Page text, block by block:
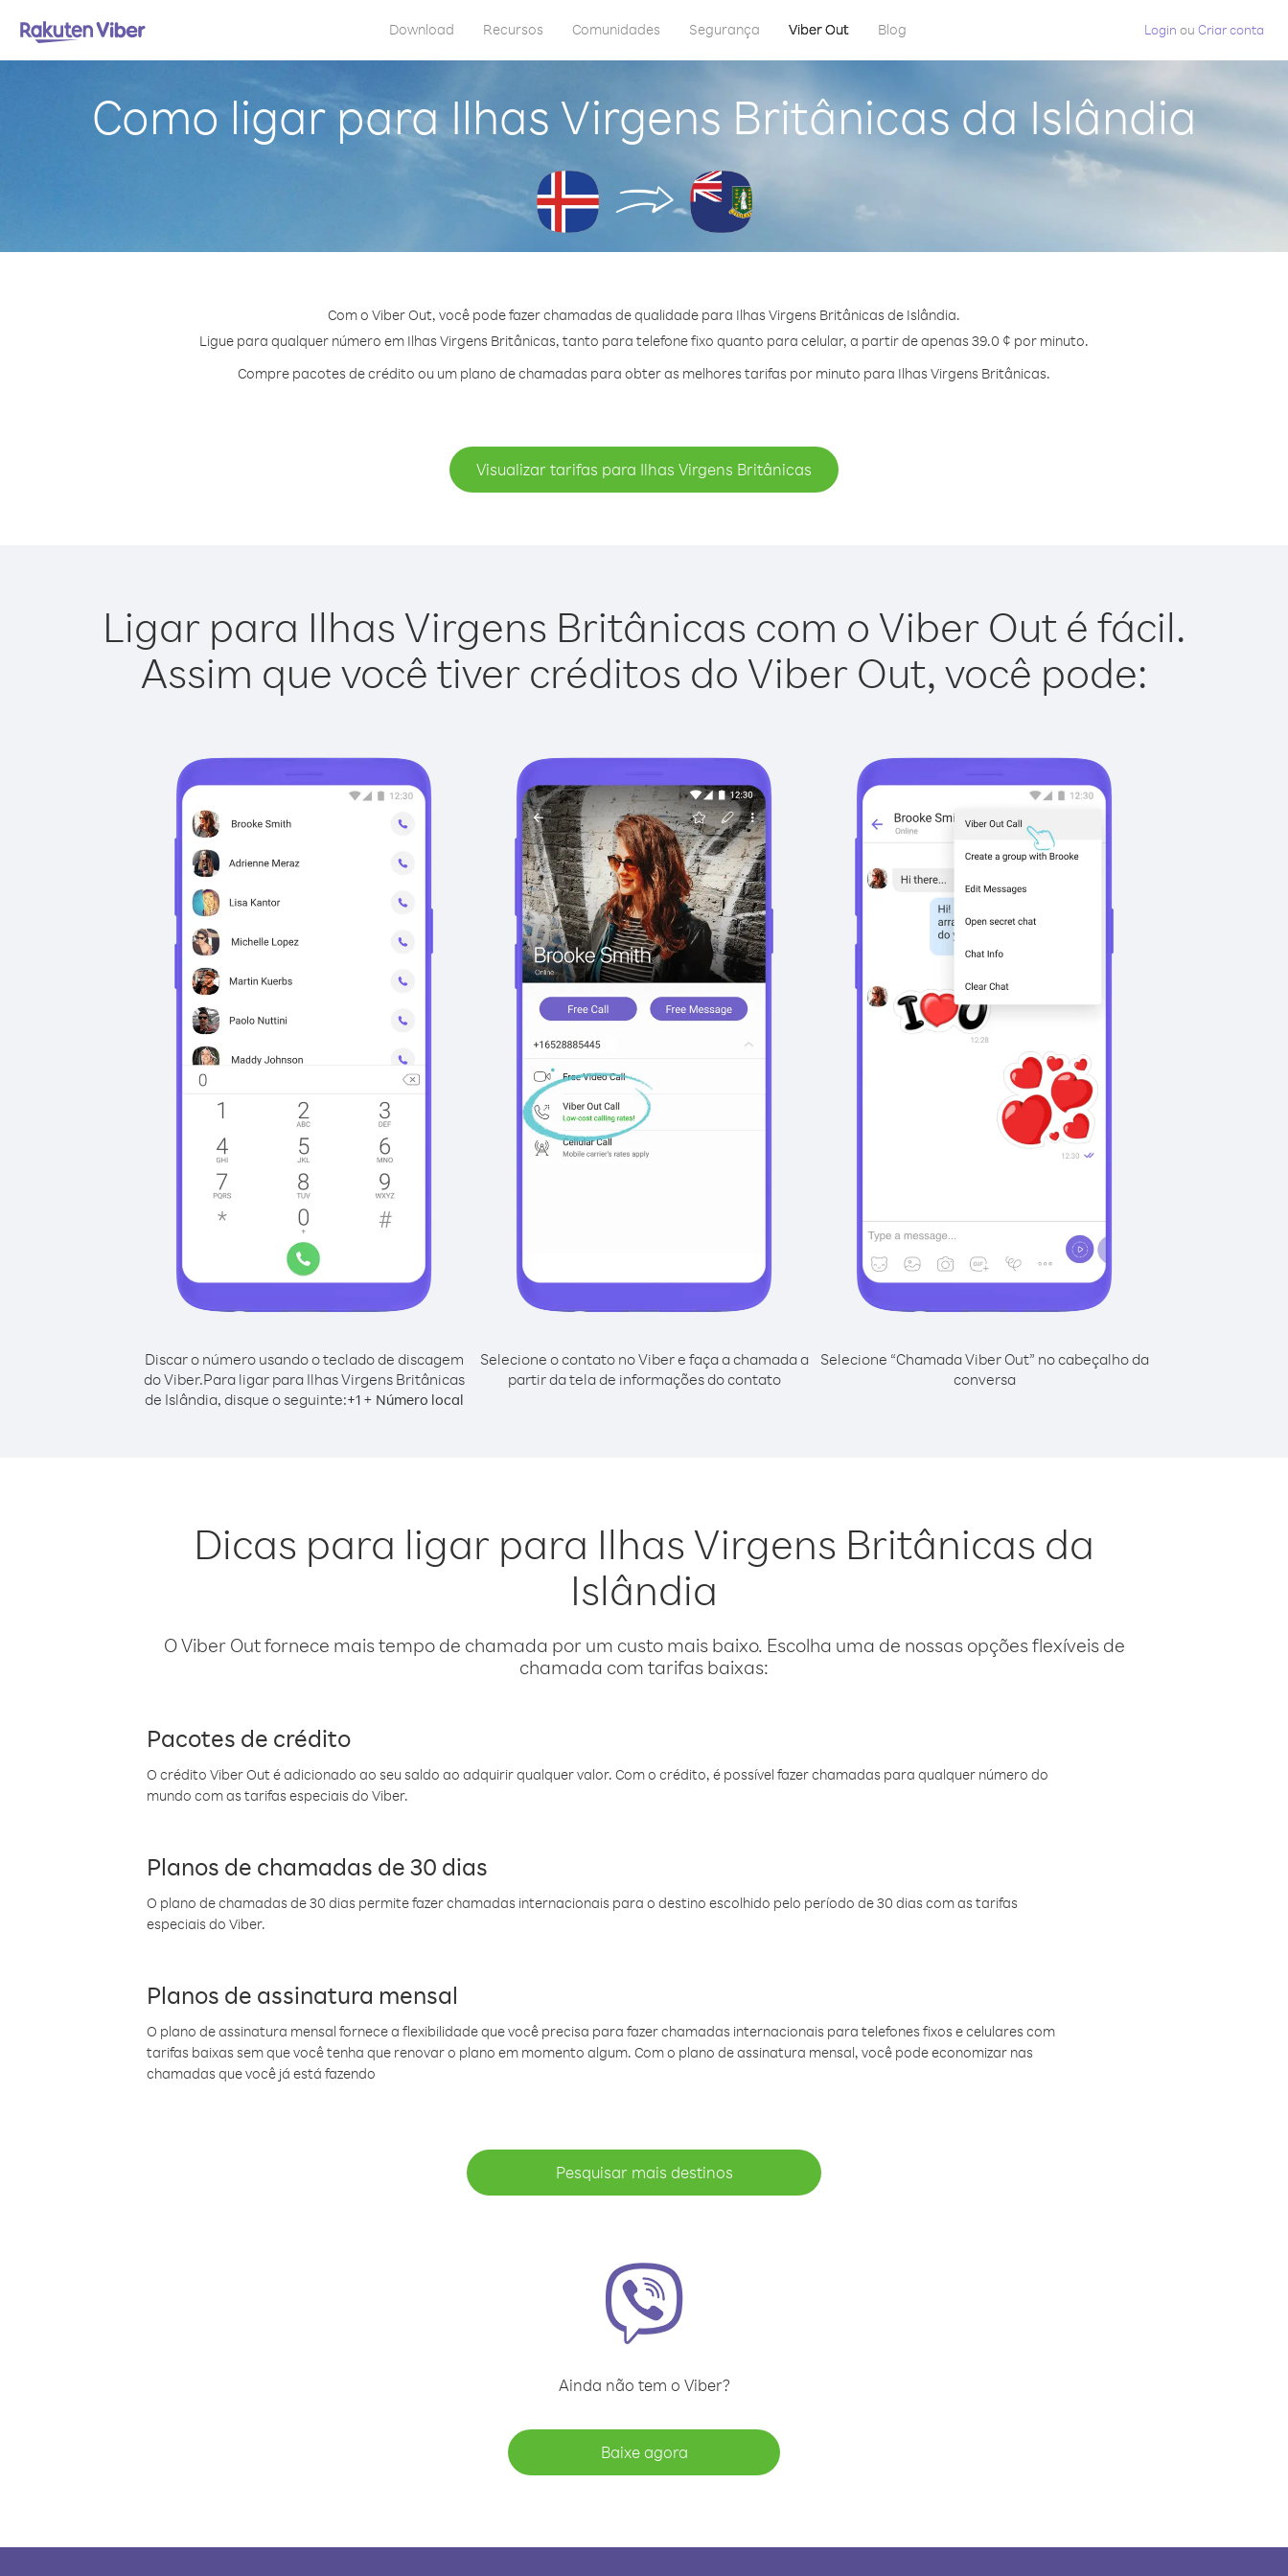
Download Recursos Comunidades Segurança Viber Out Blog Login ou Criar conta
Como ligar para Ilhas Virgens Britânicas da Islândia
Com o Viber Out, você pode fazer chamadas de qualidade para Ilhas Virgens Britânicas de Islândia.
Ligue para qualquer número em Ilhas Virgens Britânicas, tanto para telefone fixo quanto para celular, a partir de apenas 39.0 ¢ por minuto.
Compre pacotes de crédito ou um plano de chamadas para obter as melhores tarifas por minuto para Ilhas Virgens Britânicas.
Visualizar tarifas para Ilhas Virgens Britânicas
Ligar para Ilhas Virgens Britânicas com o Viber Out é fácil.
Assim que você tiver créditos do Viber Out, você pode:
Discar o número usando o teclado de discagem
do Viber.Para ligar para Ilhas Virgens Britânicas
de Islândia, disque o seguinte:+1+ Número local
Selecione o contato no Viber e faça a chamada a
partir da tela de informações do contato
Selecione “Chamada Viber Out” no cabeçalho da
conversa
Dicas para ligar para Ilhas Virgens Britânicas da
Islândia
O Viber Out fornece mais tempo de chamada por um custo mais baixo. Escolha uma de nossas opções flexíveis de
chamada com tarifas baixas:
Pacotes de crédito
O crédito Viber Out é adicionado ao seu saldo ao adquirir qualquer valor. Com o crédito, é possível fazer chamadas para qualquer número do
mundo com as tarifas especiais do Viber.
Planos de chamadas de 30 dias
O plano de chamadas de 30 dias permite fazer chamadas internacionais para o destino escolhido pelo período de 30 dias com as tarifas
especiais do Viber.
Planos de assinatura mensal
O plano de assinatura mensal fornece a flexibilidade que você precisa para fazer chamadas internacionais para telefones fixos e celulares com
tarifas baixas sem que você tenha que renovar o plano em momento algum. Com o plano de assinatura mensal, você pode economizar nas
chamadas que você já está fazendo
Pesquisar mais destinos
Ainda não tem o Viber?
Baixe agora